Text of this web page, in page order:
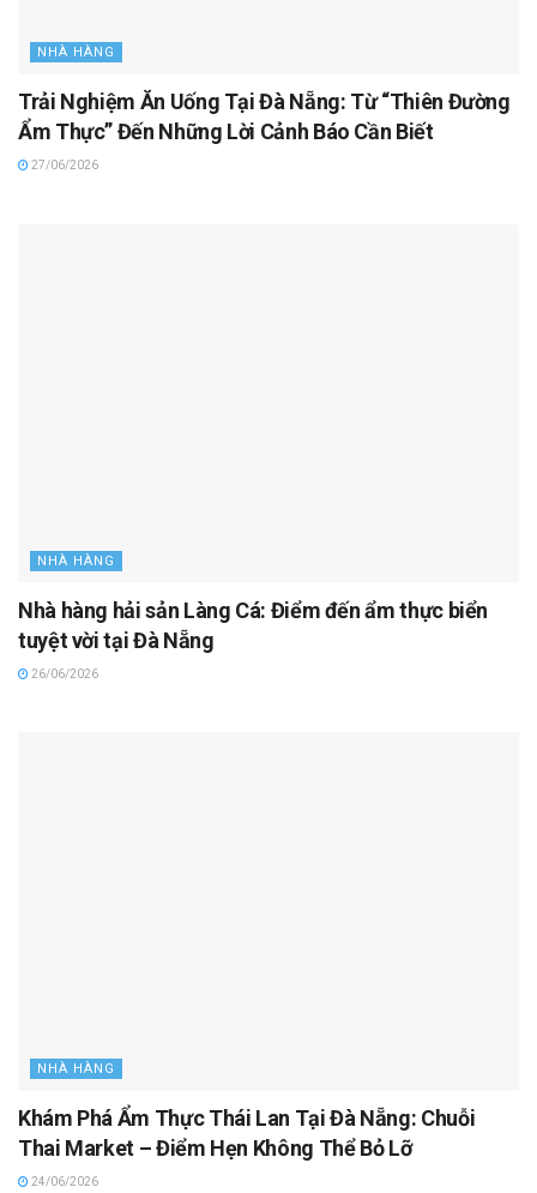
NHÀ HÀNG
Trải Nghiệm Ăn Uống Tại Đà Nẵng: Từ “Thiên Đường
Ẩm Thực” Đến Những Lời Cảnh Báo Cần Biết
27/06/2026
NHÀ HÀNG
Nhà hàng hải sản Làng Cá: Điểm đến ẩm thực biển
tuyệt vời tại Đà Nẵng
26/06/2026
NHÀ HÀNG
Khám Phá Ẩm Thực Thái Lan Tại Đà Nẵng: Chuỗi
Thai Market – Điểm Hẹn Không Thể Bỏ Lỡ
24/06/2026